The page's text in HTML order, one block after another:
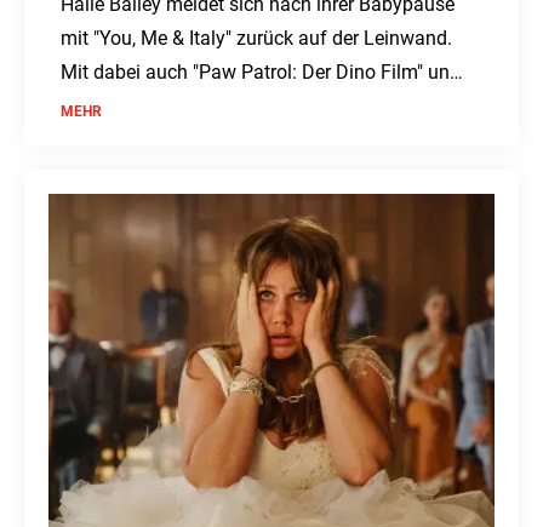
Halle Bailey meldet sich nach ihrer Babypause
mit "You, Me & Italy" zurück auf der Leinwand.
Mit dabei auch "Paw Patrol: Der Dino Film" und
"Nightborn". Ein Kinowochenende voller
MEHR